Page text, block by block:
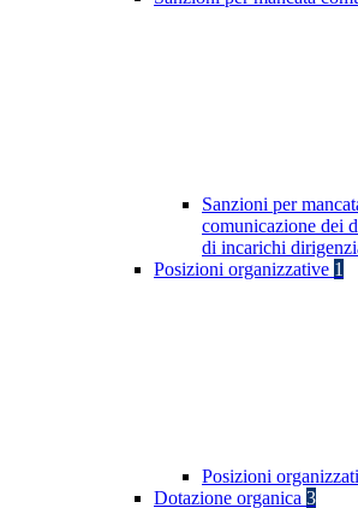
Sanzioni per
comunicazione dei
di incarichi
Posizioni organizzative 1
Posizioni
Dotazione organica 3